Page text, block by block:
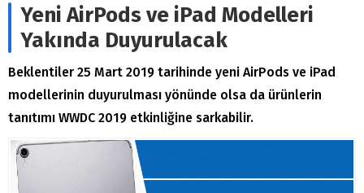
Yeni AirPods ve iPad Modelleri
Yakında Duyurulacak
Beklentiler 25 Mart 2019 tarihinde yeni AirPods ve iPad
modellerinin duyurulması yönünde olsa da ürünlerin
tanıtımı WWDC 2019 etkinliğine sarkabilir.